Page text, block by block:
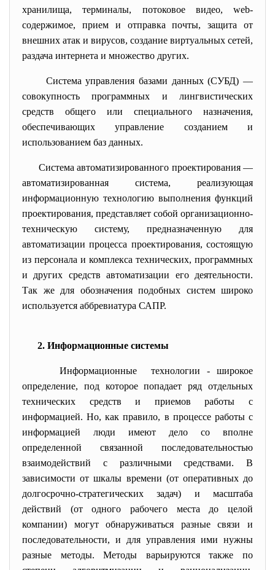
хранилища, терминалы, потоковое видео, web-
содержимое, прием и отправка почты, защита от
внешних атак и вирусов, создание виртуальных сетей,
раздача интернета и множество других.
Система управления базами данных (СУБД) —
совокупность программных и лингвистических
средств общего или специального назначения,
обеспечивающих управление созданием и
использованием баз данных.
Система автоматизированного проектирования —
автоматизированная система, реализующая
информационную технологию выполнения функций
проектирования, представляет собой организационно-
техническую систему, предназначенную для
автоматизации процесса проектирования, состоящую
из персонала и комплекса технических, программных
и других средств автоматизации его деятельности.
Так же для обозначения подобных систем широко
используется аббревиатура САПР.
2. Информационные системы
Информационные технологии - широкое
определение, под которое попадает ряд отдельных
технических средств и приемов работы с
информацией. Но, как правило, в процессе работы с
информацией люди имеют дело со вполне
определенной связанной последовательностью
взаимодействий с различными средствами. В
зависимости от шкалы времени (от оперативных до
долгосрочно-стратегических задач) и масштаба
действий (от одного рабочего места до целой
компании) могут обнаруживаться разные связи и
последовательности, и для управления ими нужны
разные методы. Методы варьируются также по